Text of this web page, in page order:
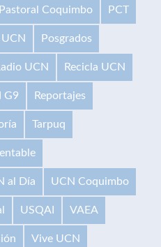
Pastoral Coquimbo PCT
Posgrados
UCN Recicla UCN
G9 Reportajes
Tarpuq
al Día UCN Coquimbo
USQAI VAEA
Vive UCN